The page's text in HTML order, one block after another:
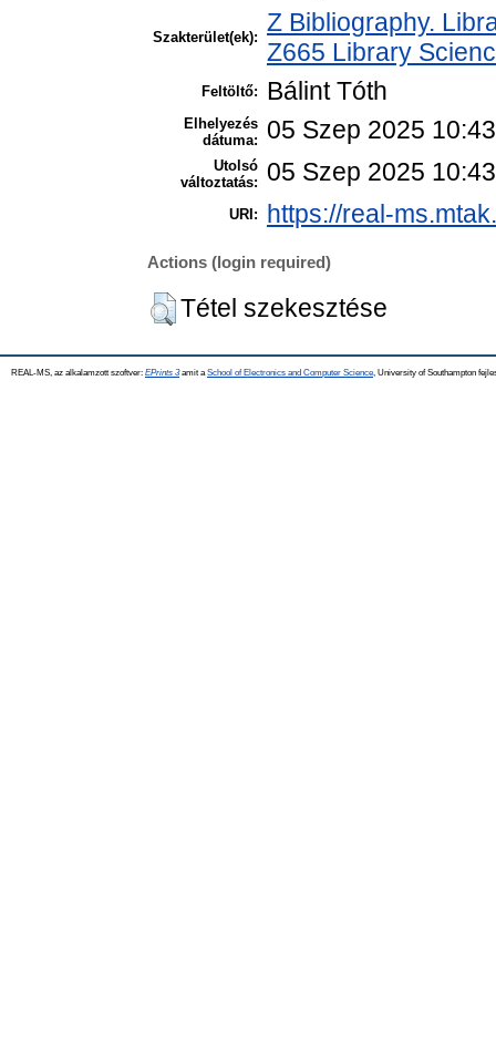
Szakterület(ek):
Z Bibliography.
Z665 Library
Feltöltő: Bálint Tóth
Elhelyezés
dátuma:
05 Szep 2025 10:43
Utolsó
változtatás:
05 Szep 2025 10:43
URI: https://real-
Actions (login required)
Tétel szekesztése
REAL-MS, az alkalamzott szoftver: EPrints 3amit a School of Electronics and Computer Science , University of Southampton